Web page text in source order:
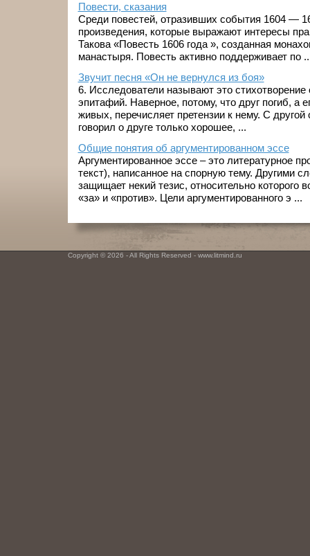
Повести, сказания
Среди повестей, отразивших события 1604 —
произведения, которые выражают интересы
Такова «Повесть 1606 года », созданная
манастыря. Повесть активно поддерживает по
Звучит песня «Он не вернулся из боя»
6. Исследователи называют это
эпитафий. Наверное, потому, что друг погиб, а
живых, перечисляет претензии к нему. С
говорил о друге только хорошее, ...
Общие понятия об аргументированном эссе
Аргументированное эссе – это литературное
текст), написанное на спорную тему. Другими
защищает некий тезис, относительно которого
«за» и «против». Цели аргументированного э ...
Copyright © 2026 - All Rights Reserved - www.litmind.ru